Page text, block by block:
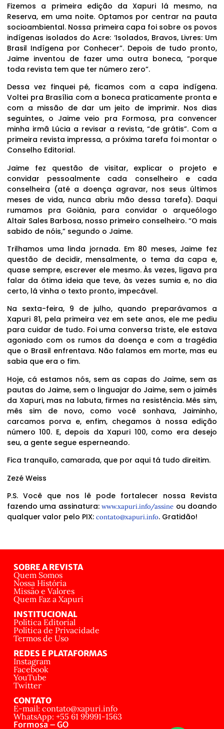
Fizemos a primeira edição da Xapuri lá mesmo, na
Reserva, em uma noite. Optamos por centrar na pauta
socioambiental. Nossa primeira capa foi sobre os povos
indígenas isolados do Acre: ‘Isolados, Bravos, Livres: Um
Brasil Indígena por Conhecer”. Depois de tudo pronto,
Jaime inventou de fazer uma outra boneca, “porque
toda revista tem que ter número zero”.
Dessa vez finquei pé, ficamos com a capa indígena.
Voltei pra Brasília com a boneca praticamente pronta e
com a missão de dar um jeito de imprimir. Nos dias
seguintes, o Jaime veio pra Formosa, pra convencer
minha irmã Lúcia a revisar a revista, “de grátis”. Com a
primeira revista impressa, a próxima tarefa foi montar o
Conselho Editorial.
Jaime fez questão de visitar, explicar o projeto e
convidar pessoalmente cada conselheiro e cada
conselheira (até a doença agravar, nos seus últimos
meses de vida, nunca abriu mão dessa tarefa). Daqui
rumamos pra Goiânia, para convidar o arqueólogo
Altair Sales Barbosa, nosso primeiro conselheiro. “O mais
sabido de nóis,” segundo o Jaime.
Trilhamos uma linda jornada. Em 80 meses, Jaime fez
questão de decidir, mensalmente, o tema da capa e,
quase sempre, escrever ele mesmo. Às vezes, ligava pra
falar da ótima ideia que teve, às vezes sumia e, no dia
certo, lá vinha o texto pronto, impecável.
Na sexta-feira, 9 de julho, quando preparávamos a
Xapuri 81, pela primeira vez em sete anos, ele me pediu
para cuidar de tudo. Foi uma conversa triste, ele estava
agoniado com os rumos da doença e com a tragédia
que o Brasil enfrentava. Não falamos em morte, mas eu
sabia que era o fim.
Hoje, cá estamos nós, sem as capas do Jaime, sem as
pautas do Jaime, sem o linguajar do Jaime, sem o jaimês
da Xapuri, mas na labuta, firmes na resistência. Mês sim,
mês sim de novo, como você sonhava, Jaiminho,
carcamos porva e, enfim, chegamos à nossa edição
número 100. E, depois da Xapuri 100, como era desejo
seu, a gente segue esperneando.
Fica tranquilo, camarada, que por aqui tá tudo direitim.
Zezé Weiss
P.S. Você que nos lê pode fortalecer nossa Revista
fazendo uma assinatura:www.xapuri.info/assine ou doando
qualquer valor pelo PIX: contato@xapuri.info. Gratidão!
SOBRE A REVISTA
Quem Somos
Nossa História
Missão e Valores
Quem Faz a Xapuri
INSTITUCIONAL
Política Editorial
Política de Privacidade
Termos de Uso
REDES E PLATAFORMAS
Instagram
Facebook
YouTube
Twitter
CONTATO
E-mail: contato@xapuri.info
WhatsApp: +55 61 99991-1563
Formosa – GO